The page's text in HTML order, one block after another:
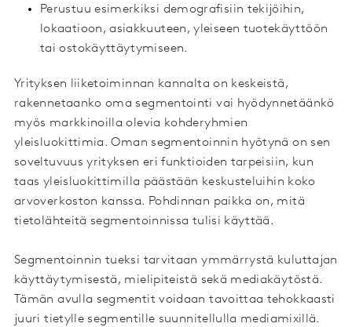
Perustuu esimerkiksi demografisiin tekijöihin,
lokaatioon, asiakkuuteen, yleiseen tuotekäyttöön
tai ostokäyttäytymiseen.
Yrityksen liiketoiminnan kannalta on keskeistä,
rakennetaanko oma segmentointi vai hyödynnetäänkö
myös markkinoilla olevia kohderyhmien
yleisluokittimia. Oman segmentoinnin hyötynä on sen
soveltuvuus yrityksen eri funktioiden tarpeisiin, kun
taas yleisluokittimilla päästään keskusteluihin koko
arvoverkoston kanssa. Pohdinnan paikka on, mitä
tietolähteitä segmentoinnissa tulisi käyttää.
Segmentoinnin tueksi tarvitaan ymmärrystä kuluttajan
käyttäytymisestä, mielipiteistä sekä mediakäytöstä.
Tämän avulla segmentit voidaan tavoittaa tehokkaasti
juuri tietylle segmentille suunnitellulla mediamixillä.